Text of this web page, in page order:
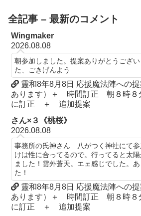
全記事 – 最新のコメント
Wingmaker
2026.08.08
朝参加しました。提案ありがとうござ
た、ごきげんよう
靈和8年8月8日 応援魔法陣への
あります）＋ 時間訂正 朝８時８
に訂正 ＋ 追加提案
さん×３《桃桜》
2026.08.08
事務所の氏神さん 八がつく神社にて
けは性に合ってるので。行ってると太
ました！雲外蒼天。エェ感じでした。
た！
靈和8年8月8日 応援魔法陣への
あります）＋ 時間訂正 朝８時８
に訂正 ＋ 追加提案